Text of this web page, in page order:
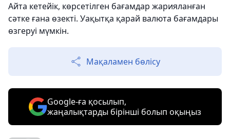
Айта кетейік, көрсетілген бағамдар жарияланған
сәтке ғана өзекті. Уақытқа қарай валюта бағамдары
өзгеруі мүмкін.
Мақаламен бөлісу
Google-ға қосылып,
жаңалықтарды бірінші болып оқыңыз